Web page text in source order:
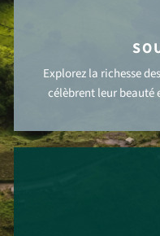
Explorez la richesse
célèbrent leur beauté